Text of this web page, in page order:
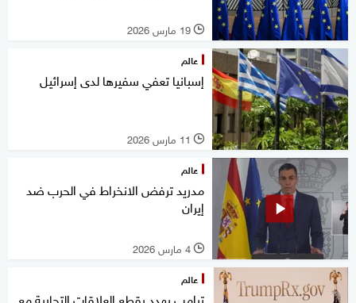
l 19 مارس 2026
عالم
إسبانيا تعفي سفيرها لدى إسرائيل
l 11 مارس 2026
عالم
مدريد ترفض الانخراط في الحرب ضد
إيران
l 4 مارس 2026
عالم